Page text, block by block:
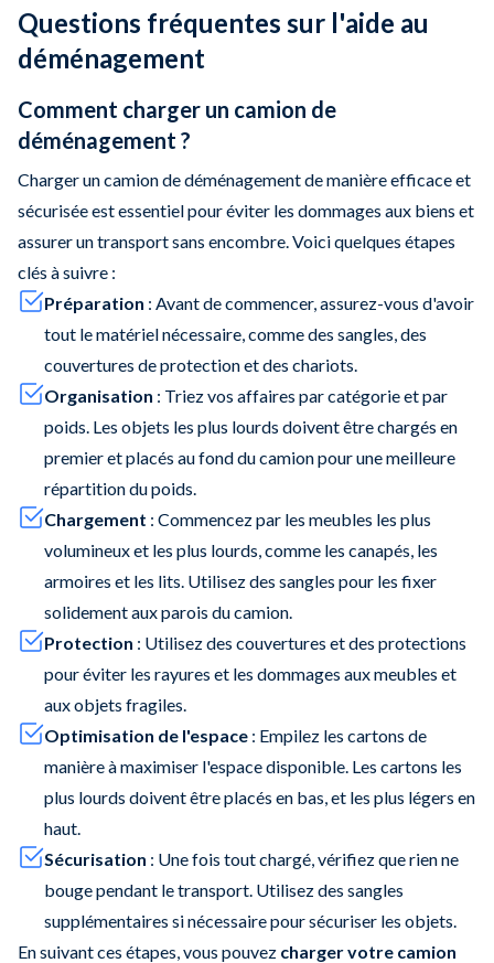
Questions fréquentes sur l'aide au
déménagement
Comment charger un camion de
déménagement ?
Charger un camion de déménagement de manière efficace et
sécurisée est essentiel pour éviter les dommages aux biens et
assurer un transport sans encombre. Voici quelques étapes
clés à suivre :
Préparation : Avant de commencer, assurez-vous d'avoir
tout le matériel nécessaire, comme des sangles, des
couvertures de protection et des chariots.
Organisation : Triez vos affaires par catégorie et par
poids. Les objets les plus lourds doivent être chargés en
premier et placés au fond du camion pour une meilleure
répartition du poids.
Chargement : Commencez par les meubles les plus
volumineux et les plus lourds, comme les canapés, les
armoires et les lits. Utilisez des sangles pour les fixer
solidement aux parois du camion.
Protection : Utilisez des couvertures et des protections
pour éviter les rayures et les dommages aux meubles et
aux objets fragiles.
Optimisation de l'espace : Empilez les cartons de
manière à maximiser l'espace disponible. Les cartons les
plus lourds doivent être placés en bas, et les plus légers en
haut.
Sécurisation : Une fois tout chargé, vérifiez que rien ne
bouge pendant le transport. Utilisez des sangles
supplémentaires si nécessaire pour sécuriser les objets.
En suivant ces étapes, vous pouvez charger votre camion